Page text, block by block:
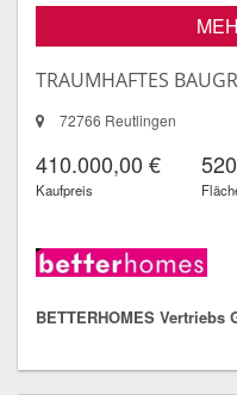
TRAUMHAFTES
72766 Reutlingen
410.000,00 €
Kaufpreis
BETTERHOMES Vertriebs